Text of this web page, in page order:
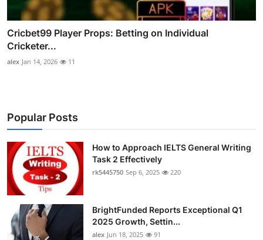
Cricbet99 Player Props: Betting on Individual
Cricketer...
alex Jan 14, 2026 11
Popular Posts
How to Approach IELTS General Writing
Task 2 Effectively
rk5445750 Sep 6, 2025 220
BrightFunded Reports Exceptional Q1
2025 Growth, Settin...
alex Jun 18, 2025 91